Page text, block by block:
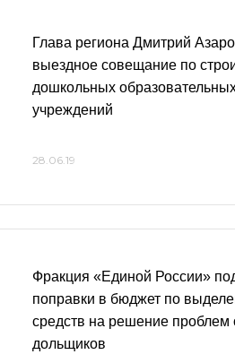
Глава региона Дмитрий
выездное совещание по
дошкольных
учреждений
28.06.19
Фракция «Единой России»
поправки в бюджет по
средств на решение проблем
дольщиков